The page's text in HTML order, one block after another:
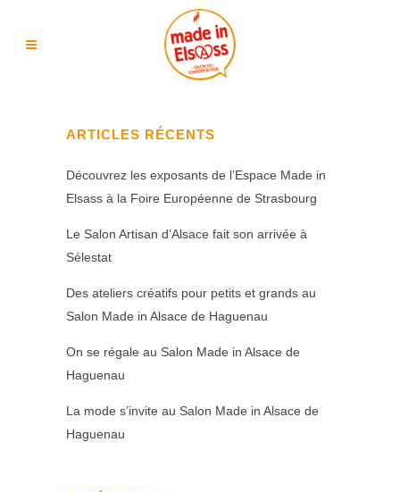
ARTICLES RÉCENTS
Découvrez les exposants de l’Espace Made in
Elsass à la Foire Européenne de Strasbourg
Le Salon Artisan d’Alsace fait son arrivée à
Sélestat
Des ateliers créatifs pour petits et grands au
Salon Made in Alsace de Haguenau
On se régale au Salon Made in Alsace de
Haguenau
La mode s’invite au Salon Made in Alsace de
Haguenau